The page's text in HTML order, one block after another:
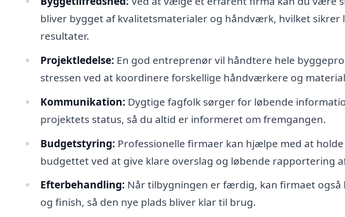
bliver bygget af kvalitetsmaterialer og håndværk, hvilket sikrer
resultater.
Projektledelse: En god entreprenør vil håndtere hele
stressen ved at koordinere forskellige håndværkere og
Kommunikation: Dygtige fagfolk sørger for løbende
projektets status, så du altid er informeret om fremgangen.
Budgetstyring: Professionelle firmaer kan hjælpe med at
budgettet ved at give klare overslag og løbende rapportering
Efterbehandling: Når tilbygningen er færdig, kan firmaet
og finish, så den nye plads bliver klar til brug.